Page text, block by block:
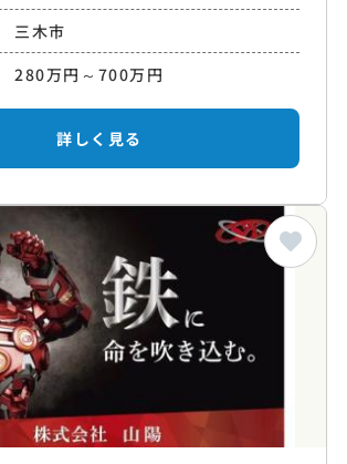
三木市
280万円～700万円
詳しく見る